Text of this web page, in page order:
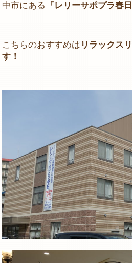
中市にある
『レリーサポプラ春日
こちらのおすすめは リラックス
す！